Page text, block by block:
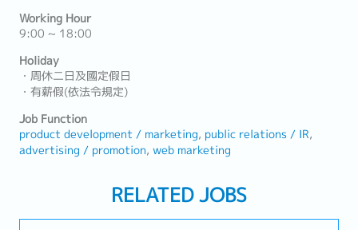
Working Hour
9:00 ~ 18:00
Holiday
・周休二日及國定假日
・有薪假(依法令規定)
Job Function
product development / marketing public relations / IR
advertising / promotion web marketing
RELATED JOBS